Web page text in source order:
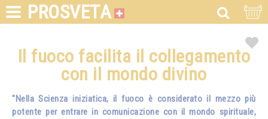
PROSVETA
Il fuoco facilita il collegamento
con il mondo divino
"Nella Scienza iniziatica, il fuoco è considerato il mezzo più
potente per entrare in comunicazione con il mondo spirituale,